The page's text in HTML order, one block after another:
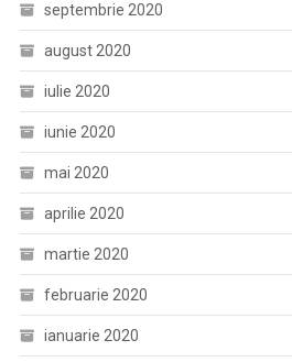
septembrie 2020
august 2020
iulie 2020
iunie 2020
mai 2020
aprilie 2020
martie 2020
februarie 2020
ianuarie 2020